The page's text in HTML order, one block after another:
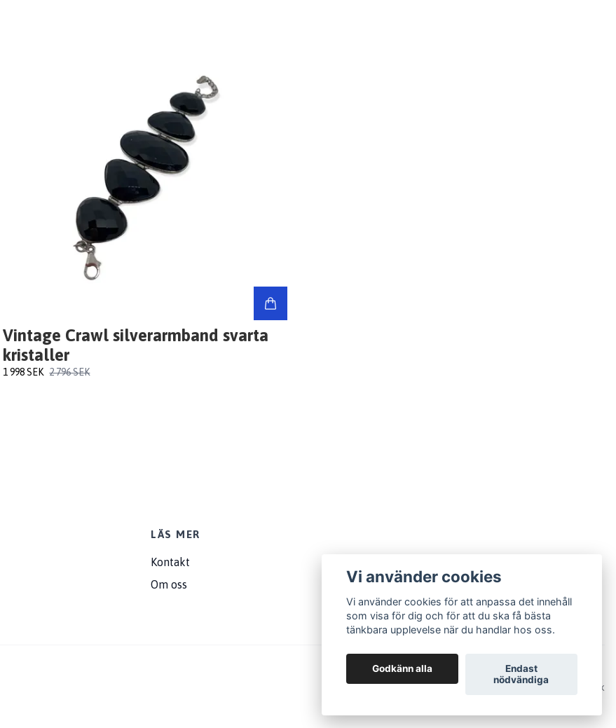
Vintage Crawl silverarmband svarta
kristaller
1 998 SEK 2 796 SEK
LÄS MER
Kontakt
Om oss
© 2026 EriCsson Ur och Guld Powered by Quickbutik
Vi använder cookies
Vi använder cookies för att anpassa det innehåll
som visa för dig och för att du ska få bästa
tänkbara upplevelse när du handlar hos oss.
Godkänn alla
Endast
nödvändiga